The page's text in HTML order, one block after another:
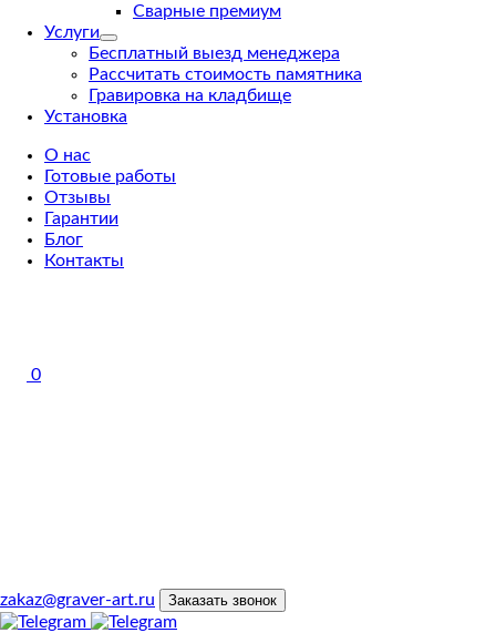
Сварные премиум
Услуги
Бесплатный выезд менеджера
Рассчитать стоимость памятника
Гравировка на кладбище
Установка
О нас
Готовые работы
Отзывы
Гарантии
Блог
Контакты
0
zakaz@graver-art.ru Заказать звонок